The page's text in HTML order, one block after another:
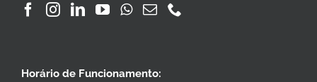
Horário de Funcionamento: